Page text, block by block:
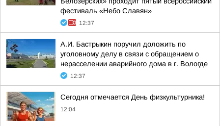
фестиваль «Небо Славян»
12:37
А.И. Бастрыкин поручил доложить по
уголовному делу в связи с обращением о
нерасселении аварийного дома в г. Вологде
12:37
Сегодня отмечается День физкультурника!
12:04